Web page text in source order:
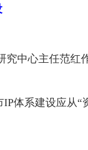
中心主任范红
系建设应从“